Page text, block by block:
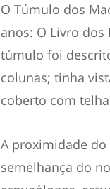
O Túmulo dos
anos: O Livro dos
túmulo foi
colunas; tinha
coberto com
A proximidade do
semelhança do